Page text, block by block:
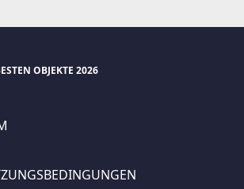
Suchagent anlegen
OBJEKTE 2026